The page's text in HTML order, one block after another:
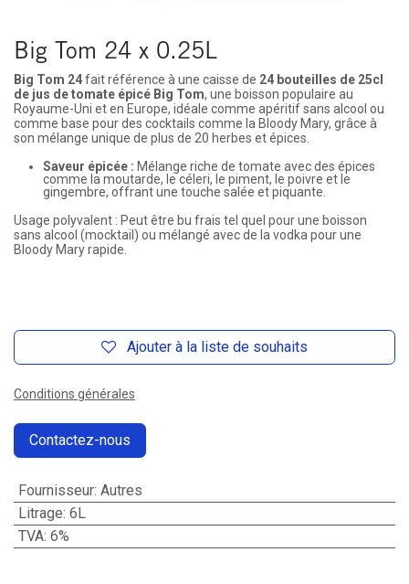
Big Tom 24 x 0.25L
Big Tom 24fait référence à une caisse de 24 bouteilles de 25cl
de jus de tomate épicé Big Tom, une boisson populaire au
Royaume-Uni et en Europe, idéale comme apéritif sans alcool ou
comme base pour des cocktails comme la Bloody Mary, grâce à
son mélange unique de plus de 20 herbes et épices.
Saveur épicée : Mélange riche de tomate avec des épices
comme la moutarde, le céleri, le piment, le poivre et le
gingembre, offrant une touche salée et piquante.
Usage polyvalent : Peut être bu frais tel quel pour une boisson
sans alcool (mocktail) ou mélangé avec de la vodka pour une
Bloody Mary rapide.
Ajouter à la liste de souhaits
Conditions générales
Contactez-nous
Fournisseur: Autres
Litrage: 6L
TVA: 6%